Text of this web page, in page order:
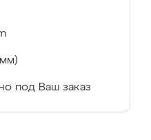
под Ваш заказ